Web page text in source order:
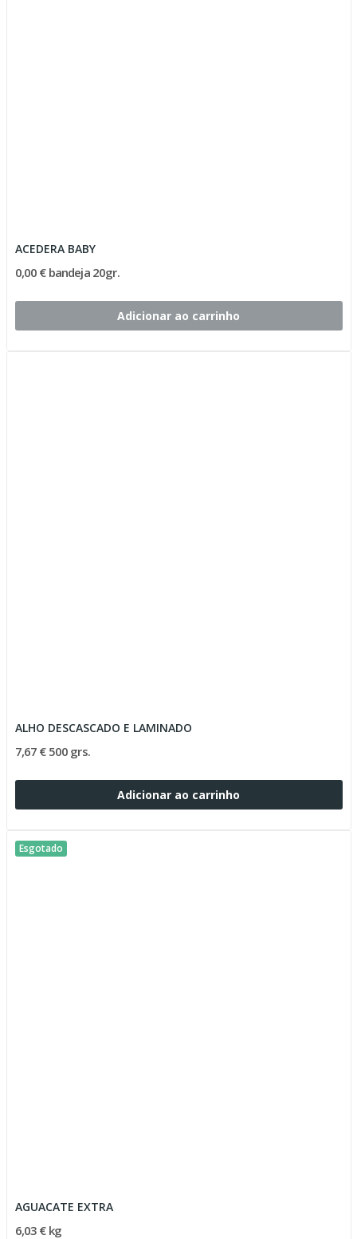
ACEDERA BABY
0,00 € bandeja 20gr.
Adicionar ao carrinho
ALHO DESCASCADO E LAMINADO
7,67 € 500 grs.
Adicionar ao carrinho
Esgotado
AGUACATE EXTRA
6,03 € kg